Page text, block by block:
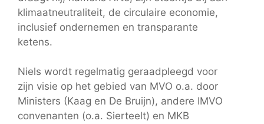
klimaatneutraliteit, de circulaire economie,
inclusief ondernemen en transparante
ketens.
Niels wordt regelmatig geraadpleegd voor
zijn visie op het gebied van MVO o.a. door
Ministers (Kaag en De Bruijn), andere IMVO
convenanten (o.a. Sierteelt) en MKB